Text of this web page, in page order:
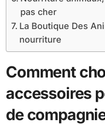
pas cher
La Boutique Des
nourriture
Comment
accessoires
de